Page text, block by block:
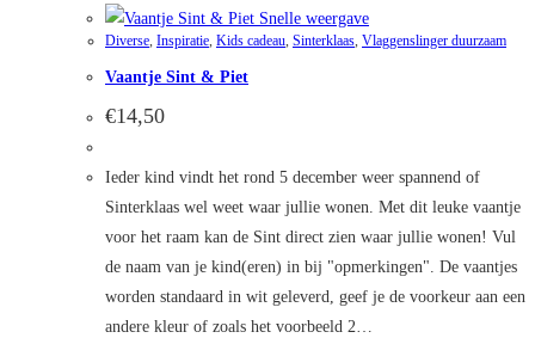
heeft
meerdere
variaties.
worden
op
de
productpagina
Snelle weergave
Diverse, Inspiratie, Kids cadeau, Sinterklaas, Vlaggenslinger duurzaam
Vaantje Sint & Piet
€14,50
Ieder kind vindt het rond 5 december weer spannend of
Sinterklaas wel weet waar jullie wonen. Met dit leuke vaantje
voor het raam kan de Sint direct zien waar jullie wonen! Vul
de naam van je kind(eren) in bij "opmerkingen". De vaantjes
worden standaard in wit geleverd, geef je de voorkeur aan een
andere kleur of zoals het voorbeeld 2…